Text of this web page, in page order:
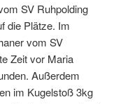
SV Ruhpolding
die Plätze. Im
vom SV
Zeit vor Maria
Außerdem
im Kugelstoß 3kg